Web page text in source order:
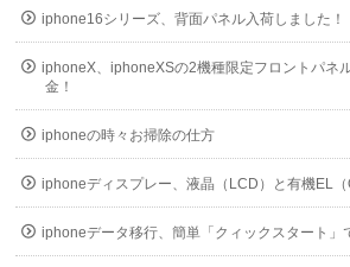
iphone16シリーズ、背面パネル入荷しました！
iphoneX、iphoneXSの2機種限定フロントパネ
金！
iphoneの時々お掃除の仕方
iphoneディスプレー、液晶（LCD）と有機EL
iphoneデータ移行、簡単「クィックスタート」